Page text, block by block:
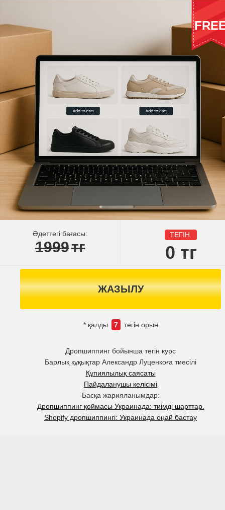
Әдеттегі бағасы:
1999тг
ТЕГІН
0 тг
ЖАЗЫЛУ
* қалды 7 тегін орын
Дропшиппинг бойынша тегін курс
Барлық құқықтар Александр Луценкоға тиесілі
Құпиялылық саясаты
Пайдаланушы келісімі
Басқа жарияланымдар:
Дропшиппинг қоймасы Украинада: тиімді шарттар.
Shopify дропшиппингі: Украинада оңай бастау